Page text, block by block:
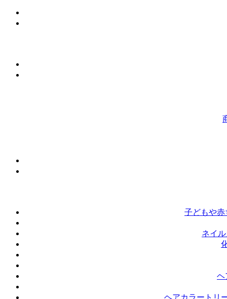
子どもや
ネイ
ヘ
ヘアカラートリ